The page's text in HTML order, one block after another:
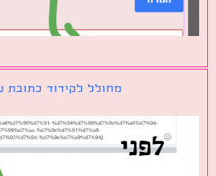
מחולל לקידוד כתובת עם